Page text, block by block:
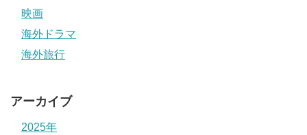
映画
海外ドラマ
海外旅行
アーカイブ
2025年